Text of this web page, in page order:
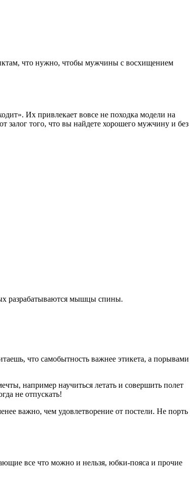
что нужно, чтобы мужчины с восхищением
Их привлекает вовсе не походка модели на
залог того, что вы найдете хорошего мужчину и без
разрабатываются мышцы спины.
что самобытность важнее этикета, а порывами
например научиться летать и совершить полет
не отпускать!
важно, чем удовлетворение от постели. Не порть
все что можно и нельзя, юбки-пояса и прочие